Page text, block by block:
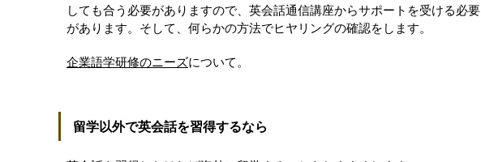
しても合う必要がありますので、英会話通信講座からサポートを受ける必要
があります。そして、何らかの方法でヒヤリングの確認をします。
企業語学研修のニーズについて。
留学以外で英会話を習得するなら